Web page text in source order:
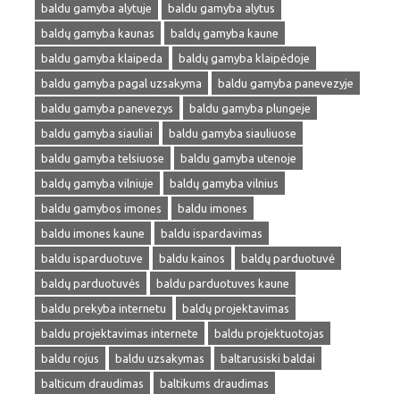
baldu gamyba alytuje
baldu gamyba alytus
baldų gamyba kaunas
baldų gamyba kaune
baldu gamyba klaipeda
baldų gamyba klaipėdoje
baldu gamyba pagal uzsakyma
baldu gamyba panevezyje
baldu gamyba panevezys
baldu gamyba plungeje
baldu gamyba siauliai
baldu gamyba siauliuose
baldu gamyba telsiuose
baldu gamyba utenoje
baldų gamyba vilniuje
baldų gamyba vilnius
baldu gamybos imones
baldu imones
baldu imones kaune
baldu ispardavimas
baldu isparduotuve
baldu kainos
baldų parduotuvė
baldų parduotuvės
baldu parduotuves kaune
baldu prekyba internetu
baldų projektavimas
baldu projektavimas internete
baldu projektuotojas
baldu rojus
baldu uzsakymas
baltarusiski baldai
balticum draudimas
baltikums draudimas